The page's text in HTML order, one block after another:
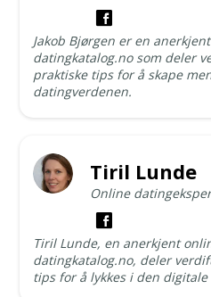
Jakob Bjørgen er en
datingkatalog.no som deler
praktiske tips for å skape
datingverdenen.
Tiril Lunde
Online
Tiril Lunde, en anerkjent
datingkatalog.no, deler
tips for å lykkes i den